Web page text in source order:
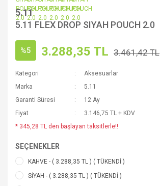
5.11
5.11 FLEX DROP SIYAH POUCH 2.0
%5 3.288,35 TL 3.461,42 TL
Kategori
Aksesuarlar
Marka
5.11
Garanti Süresi
12 Ay
Fiyat
3.146,75 TL + KDV
* 345,28 TL den başlayan taksitlerle!!
SEÇENEKLER
KAHVE - ( 3.288,35 TL ) ( TÜKENDİ )
SİYAH - ( 3.288,35 TL ) ( TÜKENDİ )